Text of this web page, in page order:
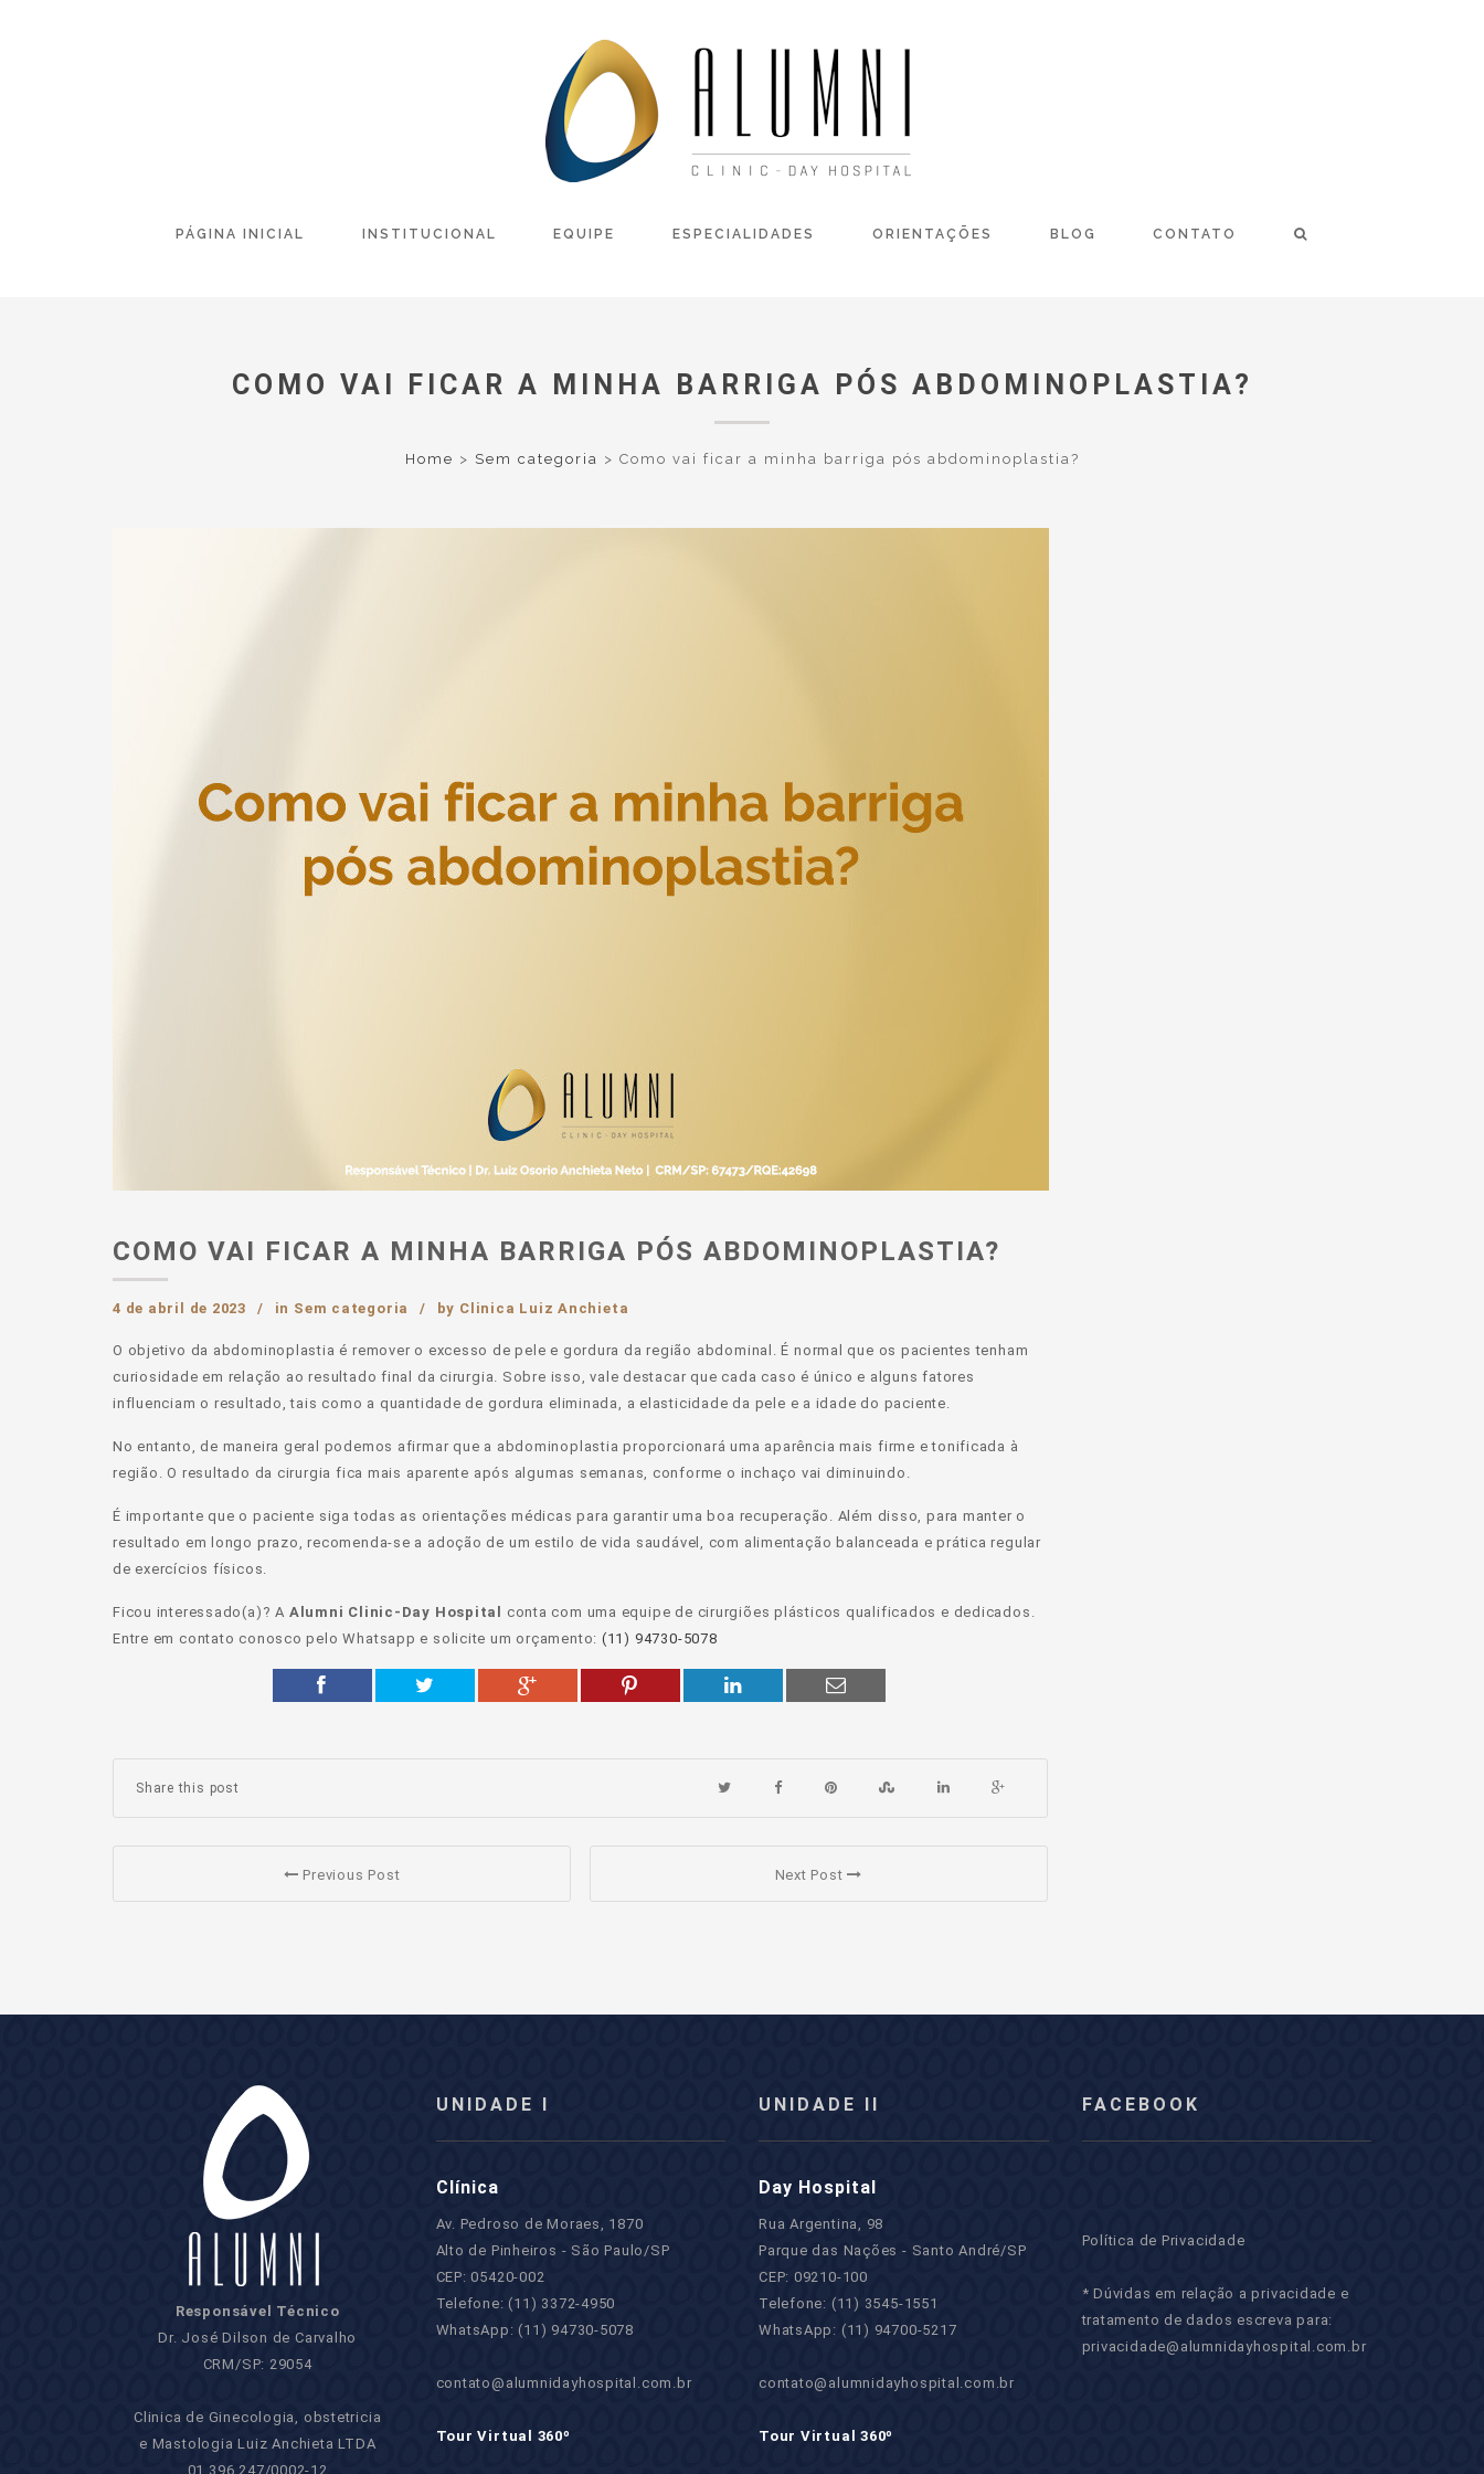
PÁGINA INICIAL INSTITUCIONAL EQUIPE ESPECIALIDADES ORIENTAÇÕES BLOG CONTATO
COMO VAI FICAR A MINHA BARRIGA PÓS ABDOMINOPLASTIA?
Home > Sem categoria > Como vai ficar a minha barriga pós abdominoplastia?
COMO VAI FICAR A MINHA BARRIGA PÓS ABDOMINOPLASTIA?
4 de abril de 2023 in Sem categoria by Clinica Luiz Anchieta
O objetivo da abdominoplastia é remover o excesso de pele e gordura da região abdominal. É normal que os pacientes tenham
curiosidade em relação ao resultado final da cirurgia. Sobre isso, vale destacar que cada caso é único e alguns fatores
influenciam o resultado, tais como a quantidade de gordura eliminada, a elasticidade da pele e a idade do paciente.
No entanto, de maneira geral podemos afirmar que a abdominoplastia proporcionará uma aparência mais firme e tonificada à
região. O resultado da cirurgia fica mais aparente após algumas semanas, conforme o inchaço vai diminuindo.
É importante que o paciente siga todas as orientações médicas para garantir uma boa recuperação. Além disso, para manter o
resultado em longo prazo, recomenda-se a adoção de um estilo de vida saudável, com alimentação balanceada e prática regular
de exercícios físicos.
Ficou interessado(a)? A Alumni Clinic-Day Hospital conta com uma equipe de cirurgiões plásticos qualificados e dedicados.
Entre em contato conosco pelo Whatsapp e solicite um orçamento: (11) 94730-5078
Share this post
Previous Post Next Post
Responsável Técnico
Dr. José Dilson de Carvalho
CRM/SP: 29054
Clinica de Ginecologia, obstetricia
e Mastologia Luiz Anchieta LTDA
01.396.247/0002-12
UNIDADE I
Clínica
Av. Pedroso de Moraes, 1870
Alto de Pinheiros - São Paulo/SP
CEP: 05420-002
Telefone: (11) 3372-4950
WhatsApp: (11) 94730-5078
contato@alumnidayhospital.com.br
Tour Virtual 360º
UNIDADE II
Day Hospital
Rua Argentina, 98
Parque das Nações - Santo André/SP
CEP: 09210-100
Telefone: (11) 3545-1551
WhatsApp: (11) 94700-5217
contato@alumnidayhospital.com.br
Tour Virtual 360º
FACEBOOK
Política de Privacidade
* Dúvidas em relação a privacidade e
tratamento de dados escreva para:
privacidade@alumnidayhospital.com.br